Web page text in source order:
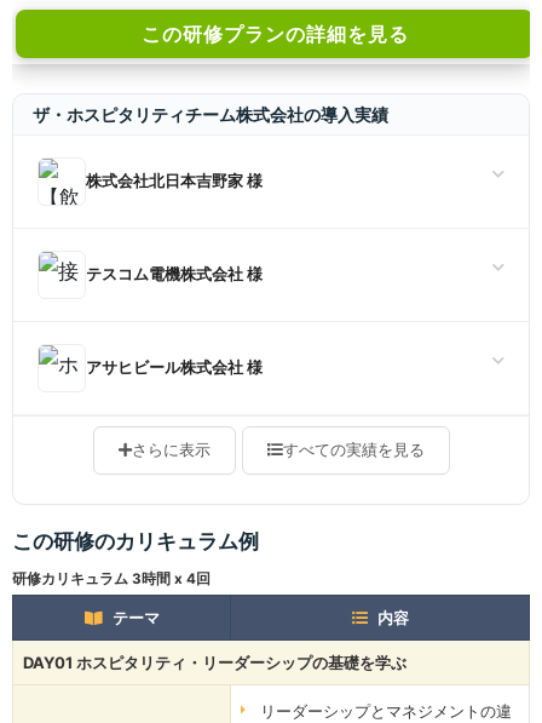
この研修プランの詳細を見る
ザ・ホスピタリティチーム株式会社の導入実績
株式会社北日本吉野家 様
テスコム電機株式会社 様
アサヒビール株式会社 様
さらに表示 すべての実績を見る
この研修のカリキュラム例
研修カリキュラム 3時間 x 4回
テーマ 内容
DAY01 ホスピタリティ・リーダーシップの基礎を学ぶ
リーダーシップとマネジメントの違